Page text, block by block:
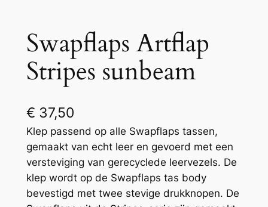
Swapflaps Artflap
Stripes sunbeam
€ 37,50
Klep passend op alle Swapflaps tassen,
gemaakt van echt leer en gevoerd met een
versteviging van gerecyclede leervezels. De
klep wordt op de Swapflaps tas body
bevestigd met twee stevige drukknopen. De